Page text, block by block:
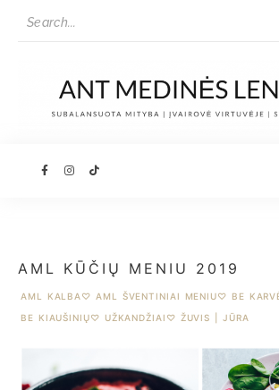
AML KŪČIŲ MENIU 2019
AML KALBA♡ AML ŠVENTINIAI MENIU♡ BE
BE KIAUŠINIŲ♡ UŽKANDŽIAI ♡ ŽUVIS | JŪRA